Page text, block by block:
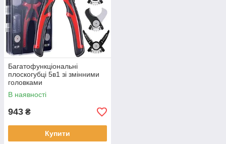
Багатофункціональні
плоскогубці 5в1 зі змінними
головками
В наявності
943 ₴
Купити